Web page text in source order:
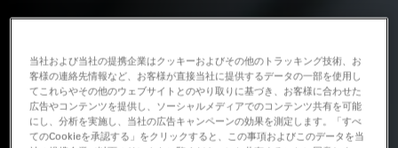
当社および当社の提携企業はクッキーおよびその他のトラッキング技術、お
客様の連絡先情報など、お客様が直接当社に提供するデータの一部を使用し
てこれらやその他のウェブサイトとのやり取りに基づき、お客様に合わせた
広告やコンテンツを提供し、ソーシャルメディアでのコンテンツ共有を可能
にし、分析を実施し、当社の広告キャンペーンの効果を測定します。「すべ
てのCookieを承認する」をクリックすると、この事項およびこのデータを当